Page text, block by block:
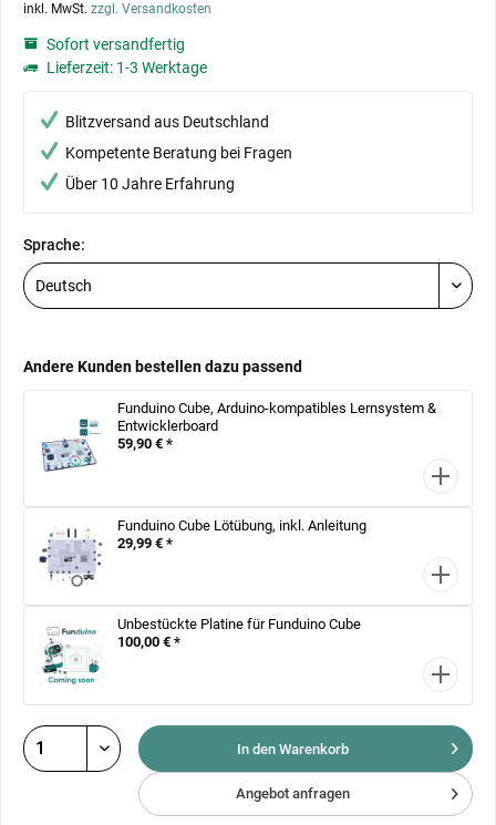
inkl. MwSt. zzgl. Versandkosten
Sofort versandfertig
Lieferzeit: 1-3 Werktage
Blitzversand aus Deutschland
Kompetente Beratung bei Fragen
Über 10 Jahre Erfahrung
Sprache:
Andere Kunden bestellen dazu passend
Funduino Cube, Arduino-kompatibles Lernsystem &
Entwicklerboard
59,90 € *
Funduino Cube Lötübung, inkl. Anleitung
29,99 € *
Unbestückte Platine für Funduino Cube
100,00 € *
In den Warenkorb
Angebot anfragen